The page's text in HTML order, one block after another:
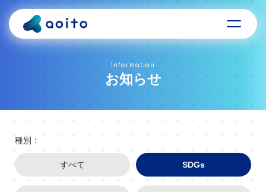
Information
お知らせ
種別：
すべて SDGs